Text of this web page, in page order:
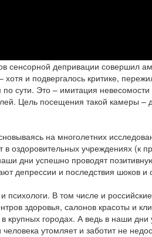
сенсорной депривации совершил
и подвергалось критике,
сути. Это – имитация
Цель посещения такой камеры –
на многолетних
оздоровительных учреждениях (к
дни успешно проводят
депрессии и последствия шоков и
В том числе и
здоровья, салонов красоты и
городах. А ведь в наши
утомляет и заботит не